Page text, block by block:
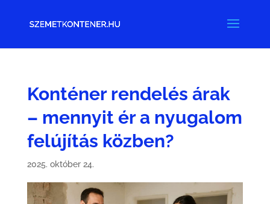
Konténer rendelés árak
– mennyit ér a nyugalom
felújítás közben?
2025. október 24.